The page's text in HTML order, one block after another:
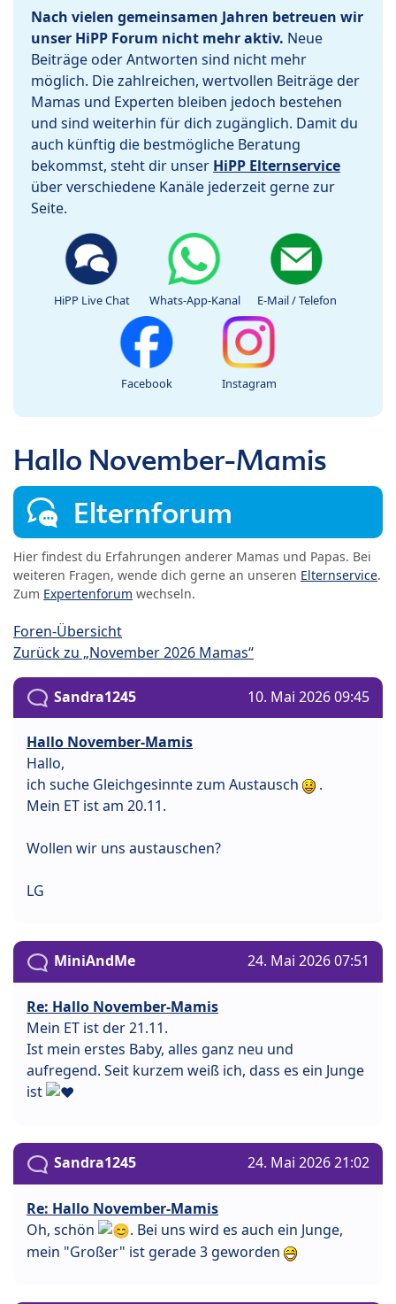
Nach vielen gemeinsamen Jahren betreuen wir
unser HiPP Forum nicht mehr aktiv. Neue
Beiträge oder Antworten sind nicht mehr
möglich. Die zahlreichen, wertvollen Beiträge der
Mamas und Experten bleiben jedoch bestehen
und sind weiterhin für dich zugänglich. Damit du
auch künftig die bestmögliche Beratung
bekommst, steht dir unser HiPP Elternservice
über verschiedene Kanäle jederzeit gerne zur
Seite.
HiPP Live Chat Whats-App-Kanal E-Mail / Telefon
Facebook Instagram
Hallo November-Mamis
Elternforum
Hier findest du Erfahrungen anderer Mamas und Papas. Bei
weiteren Fragen, wende dich gerne an unseren Elternservice.
Zum Expertenforum wechseln.
Foren-Übersicht
Zurück zu „November 2026 Mamas“
Sandra1245 10. Mai 2026 09:45
Hallo November-Mamis
Hallo,
ich suche Gleichgesinnte zum Austausch
.
Mein ET ist am 20.11.
Wollen wir uns austauschen?
LG
MiniAndMe 24. Mai 2026 07:51
Re: Hallo November-Mamis
Mein ET ist der 21.11.
Ist mein erstes Baby, alles ganz neu und
aufregend. Seit kurzem weiß ich, dass es ein Junge
ist
Sandra1245 24. Mai 2026 21:02
Re: Hallo November-Mamis
Oh, schön
. Bei uns wird es auch ein Junge,
mein "Großer" ist gerade 3 geworden